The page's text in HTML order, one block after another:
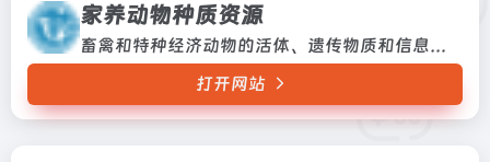
家养动物种质资源
畜禽和特种经济动物的活体、遗传物质和信息资源
打开网站